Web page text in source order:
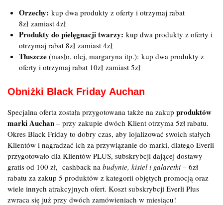
Orzechy: kup dwa produkty z oferty i otrzymaj rabat
8zł zamiast 4zł
Produkty do pielęgnacji twarzy: kup dwa produkty z oferty i
otrzymaj rabat 8zł zamiast 4zł
Tłuszcze (masło, olej, margaryna itp.): kup dwa produkty z
oferty i otrzymaj rabat 10zł zamiast 5zł
Obniżki Black Friday Auchan
Specjalna oferta została przygotowana także na zakup produktów
marki Auchan – przy zakupie dwóch Klient otrzyma 5zł rabatu.
Okres Black Friday to dobry czas, aby lojalizować swoich stałych
Klientów i nagradzać ich za przywiązanie do marki, dlatego Everli
przygotowało dla Klientów PLUS, subskrybcji dającej dostawy
gratis od 100 zł, cashback na budynie, kisiel i galaretki – 6zł
rabatu za zakup 5 produktów z kategorii objętych promocją oraz
wiele innych atrakcyjnych ofert. Koszt subskrybcji Everli Plus
zwraca się już przy dwóch zamówieniach w miesiącu!